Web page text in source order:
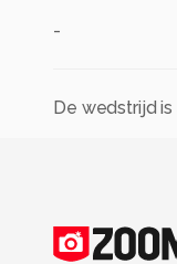
-
De wedstrijd